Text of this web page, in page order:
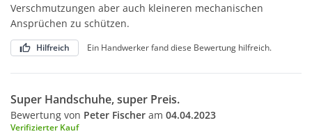
Verschmutzungen aber auch kleineren mechanischen
Ansprüchen zu schützen.
Hilfreich Ein Handwerker fand diese Bewertung hilfreich.
Super Handschuhe, super Preis.
Bewertung von Peter Fischer am 04.04.2023
Verifizierter Kauf